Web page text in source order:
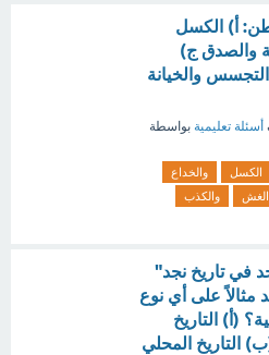
أ) الكسل
والصدق ج)
والخيانة
أسئلة تعليمية بواسطة
الكسل
والخداع
الغش
والكذب
في تاريخ نجد"
مثالاً على أي نوع
(أ) التاريخ
التاريخ المحلي